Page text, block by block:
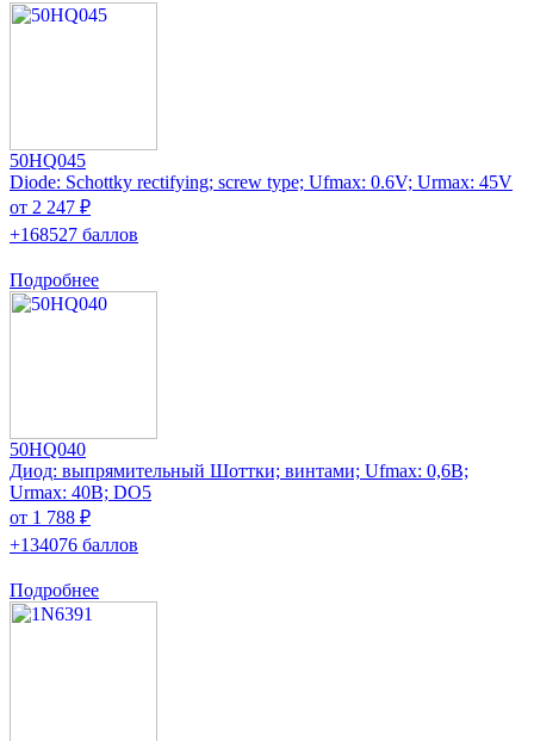
50HQ045
Diode: Schottky rectifying; screw type; Ufmax: 0.6V; Urmax: 45V
от 2 247 ₽
+168527 баллов
Подробнее
50HQ040
Диод: выпрямительный Шоттки; винтами; Ufmax: 0,6В;
Urmax: 40В; DO5
от 1 788 ₽
+134076 баллов
Подробнее